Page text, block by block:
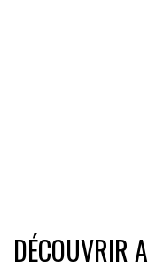
DÉCOUVRIR